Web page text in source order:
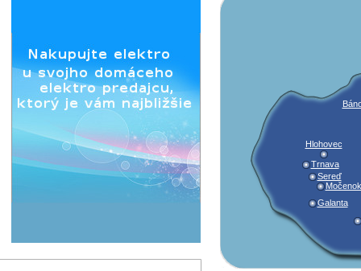
Galanta
Hlohovec
Močenok
Sereď
Trnava